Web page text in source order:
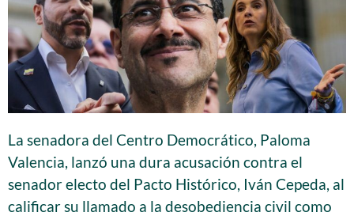
La senadora del Centro Democrático, Paloma
Valencia, lanzó una dura acusación contra el
senador electo del Pacto Histórico, Iván Cepeda, al
calificar su llamado a la desobediencia civil como